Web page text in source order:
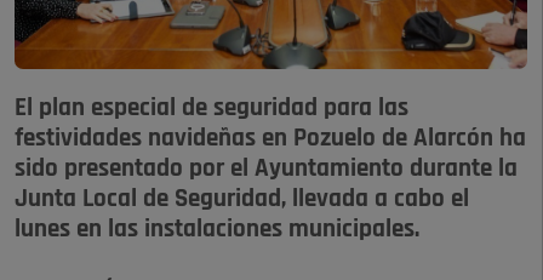
El plan especial de seguridad para las
festividades navideñas en Pozuelo de Alarcón ha
sido presentado por el Ayuntamiento durante la
Junta Local de Seguridad, llevada a cabo el
lunes en las instalaciones municipales.